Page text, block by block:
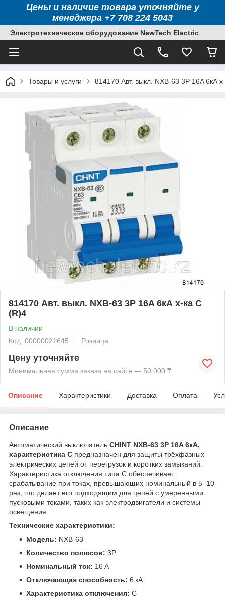
Цены и наличие товара уточняйте у
менеджера +7 708 224 5043
Электротехническое оборудование NewTech Electric
Товары и услуги 814170 Авт. выкл. NXB-63 3P 16A 6кА
814170 Авт. выкл. NXB-63 3P 16A 6кА х-ка C
(R)4
В наличии
Код: 00000021645
Розница
Цену уточняйте
Минимальная сумма заказа на сайте — 50 000 ₸
Описание Характеристики Доставка Оплата
Описание
Автоматический выключатель CHINT NXB-63 3P 16A 6кА,
характеристика C предназначен для защиты трёхфазных
электрических цепей от перегрузок и коротких замыканий.
Характеристика отключения типа C обеспечивает
срабатывание при токах, превышающих номинальный в 5–10
раз, что делает его подходящим для цепей с умеренными
пусковыми токами, таких как электродвигатели и системы
освещения.
Технические характеристики:
Модель: NXB-63
Количество полюсов: 3P
Номинальный ток: 16 А
Отключающая способность: 6 кА
Характеристика отключения: C